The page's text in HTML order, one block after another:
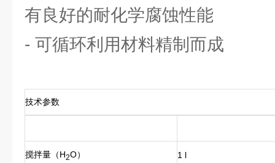
有良好的耐化学腐蚀性能
- 可循环利用材料精制而成
技术参数
搅拌量（H2O） 1 l